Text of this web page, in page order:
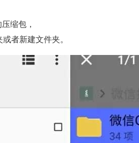
缩包，
者新建文件夹。